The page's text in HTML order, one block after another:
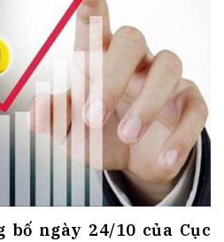
bố ngày 24/10 của Cục